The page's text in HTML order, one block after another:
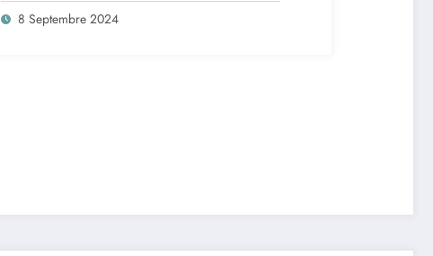
septembre 2024
8 Septembre 2024